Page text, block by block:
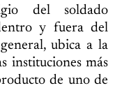
del soldado
y fuera del
ubica a la
instituciones más
de uno de